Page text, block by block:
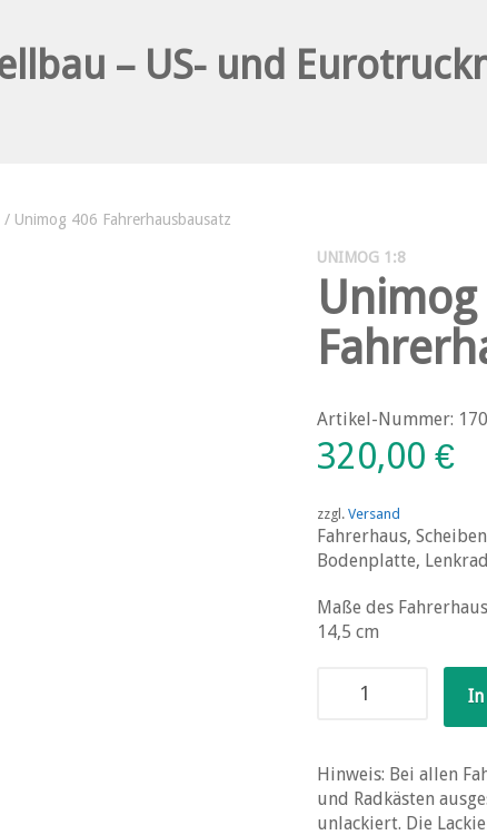
/ Unimog 406 Fahrerhausbausatz
UNIMOG 1:8
Artikel-Nummer:
320,00€
zzgl.Versand
Fahrerhaus,
Bodenplatte,
Maße des
14,5 cm
Fahrerhausbausatz
In
Hinweis: Bei allen
und Radkästen
unlackiert. Die